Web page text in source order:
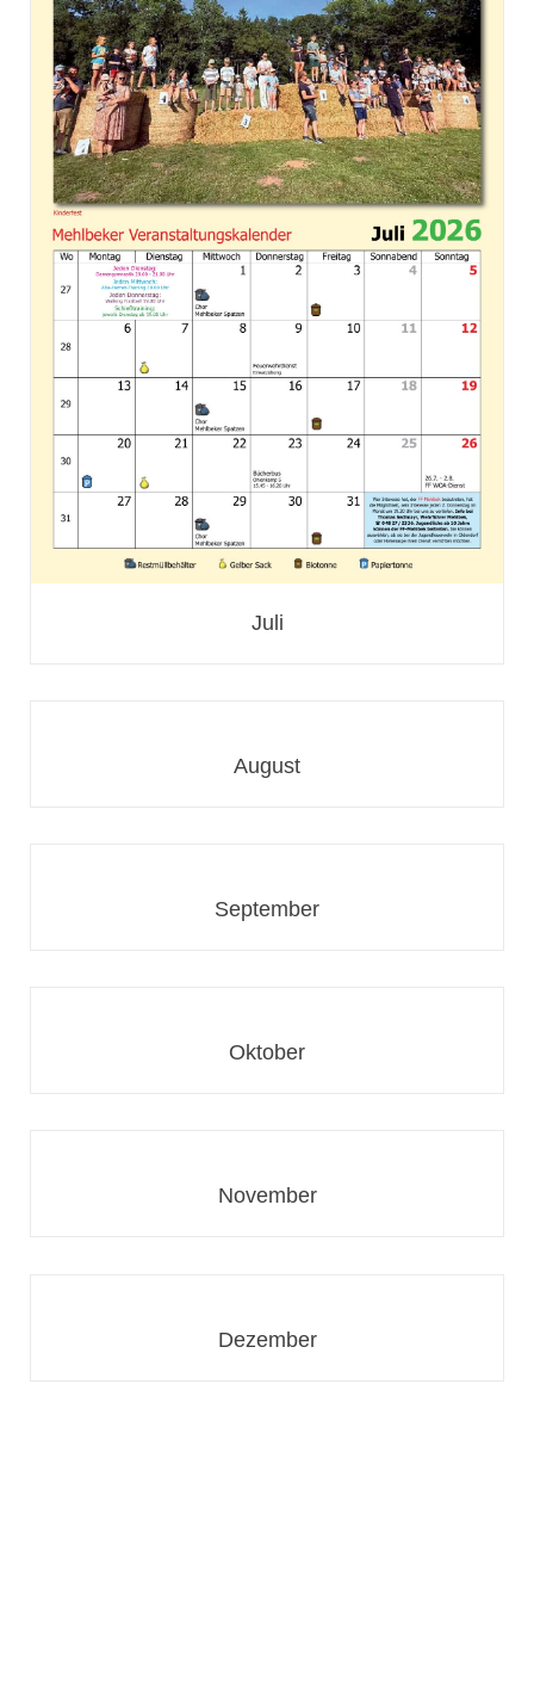
Juli
August
September
Oktober
November
Dezember